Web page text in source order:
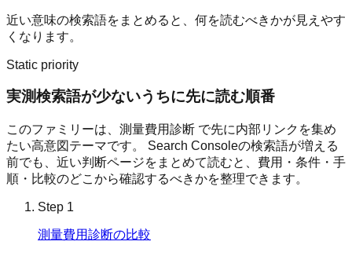
近い意味の検索語をまとめると、何を読むべきかが見えやす
くなります。
Static priority
実測検索語が少ないうちに先に読む順番
このファミリーは、 測量費用診断 で先に内部リンクを集め
たい高意図テーマです。 Search Consoleの検索語が増える
前でも、近い判断ページをまとめて読むと、費用・条件・手
順・比較のどこから確認するべきかを整理できます。
Step 1
測量費用診断の比較